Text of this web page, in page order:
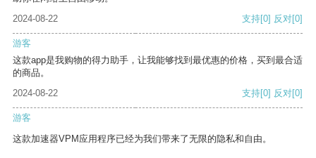
2024-08-22
支持[0] 反对[0]
游客
这款app是我购物的得力助手，让我能够找到最优惠的价格，买到最合适
的商品。
2024-08-22
支持[0] 反对[0]
游客
这款加速器VPM应用程序已经为我们带来了无限的隐私和自由。